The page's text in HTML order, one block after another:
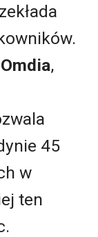
Omdia,
45
w
ten